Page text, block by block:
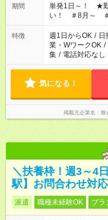
期間
単発1日～！ ★勤
い！ ＃8月～
特徴 週1日からOK / 日
業・WワークOK /
集 / 電話対応なし
気になる！
掲載元企業名 株
＼扶養枠！週3～4
駅】お問合わせ対応
派遣 職種未経験OK ブラ